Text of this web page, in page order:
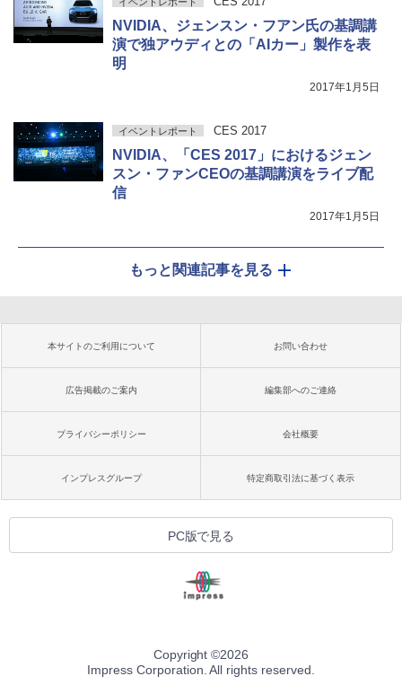
NVIDIA、ジェンスン・フアン氏の基調講
演で独アウディとの「AIカー」製作を表
明
2017年1月5日
イベントレポート CES 2017
NVIDIA、「CES 2017」におけるジェン
スン・ファンCEOの基調講演をライブ配
信
2017年1月5日
もっと関連記事を見る
本サイトのご利用について お問い合わせ
広告掲載のご案内 編集部へのご連絡
プライバシーポリシー 会社概要
インプレスグループ 特定商取引法に基づく表示
PC版で見る
Copyright ©2026
Impress Corporation. All rights reserved.